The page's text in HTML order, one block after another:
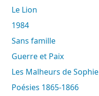
Le Lion
1984
Sans famille
Guerre et Paix
Les Malheurs de Sophie
Poésies 1865-1866